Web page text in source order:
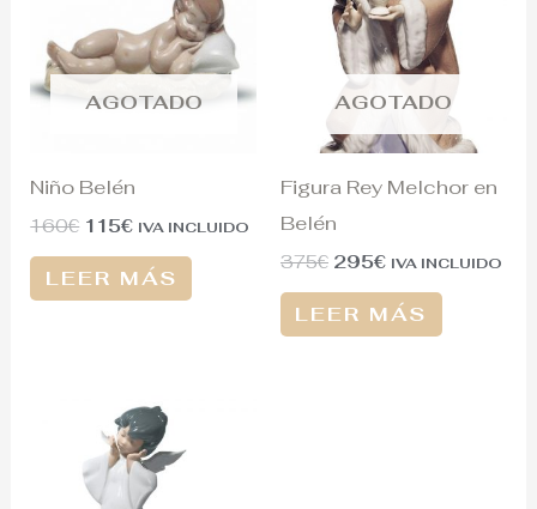
AGOTADO
Niño Belén
160€
160€.
115€
115€.
IVA INCLUIDO
LEER MÁS
AGOTADO
Figura Rey Melchor en
Belén
375€
era:
375€.
295€
es:
295€.
IVA INCLUIDO
LEER MÁS